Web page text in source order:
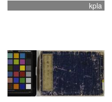
kpla